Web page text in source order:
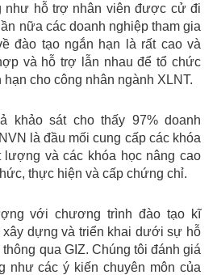
như hỗ trợ nhân viên được cử đi
nữa các doanh nghiệp tham gia
đào tạo ngắn hạn là rất cao và
và hỗ trợ lẫn nhau để tổ chức
cho công nhân ngành XLNT.
khảo sát cho thấy 97% doanh
là đầu mối cung cấp các khóa
lượng và các khóa học nâng cao
thực hiện và cấp chứng chỉ.
với chương trình đào tạo kĩ
dựng và triển khai dưới sự hỗ
qua GIZ. Chúng tôi đánh giá
như các ý kiến chuyên môn của